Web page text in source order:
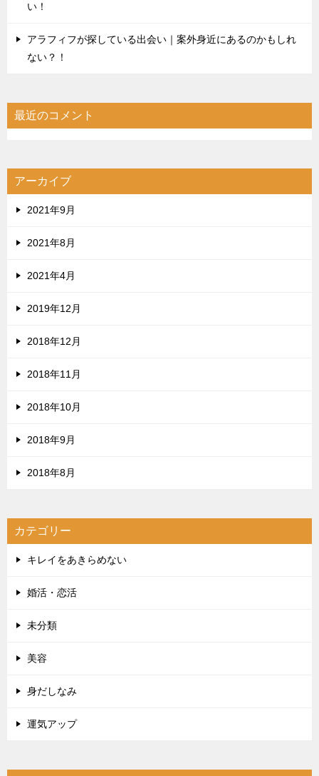
い！
アラフィフが探している出会い｜案外身近にあるのかもしれ
ない？！
最近のコメント
アーカイブ
2021年9月
2021年8月
2021年4月
2019年12月
2018年12月
2018年11月
2018年10月
2018年9月
2018年8月
カテゴリー
キレイをあきらめない
婚活・恋活
未分類
美容
身だしなみ
運気アップ